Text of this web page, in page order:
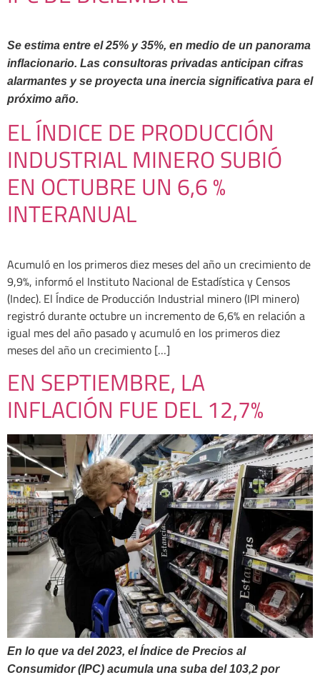
Se estima entre el 25% y 35%, en medio de un panorama
inflacionario. Las consultoras privadas anticipan cifras
alarmantes y se proyecta una inercia significativa para el
próximo año.
EL ÍNDICE DE PRODUCCIÓN
INDUSTRIAL MINERO SUBIÓ
EN OCTUBRE UN 6,6 %
INTERANUAL
Acumuló en los primeros diez meses del año un crecimiento de
9,9%, informó el Instituto Nacional de Estadística y Censos
(Indec). El Índice de Producción Industrial minero (IPI minero)
registró durante octubre un incremento de 6,6% en relación a
igual mes del año pasado y acumuló en los primeros diez
meses del año un crecimiento […]
EN SEPTIEMBRE, LA
INFLACIÓN FUE DEL 12,7%
En lo que va del 2023, el Índice de Precios al
Consumidor (IPC) acumula una suba del 103,2 por